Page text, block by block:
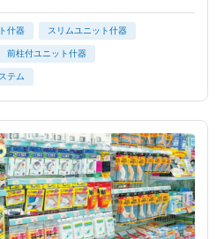
什器 スリムユニット什器
前柱付ユニット什器
テム